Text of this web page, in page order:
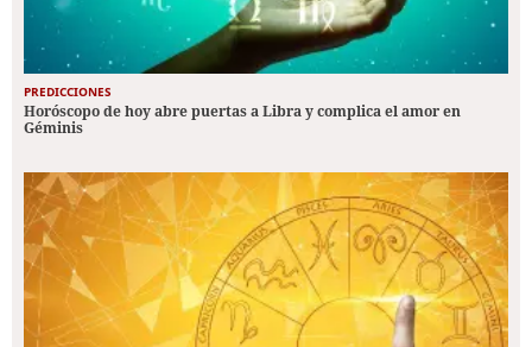
PREDICCIONES
Horóscopo de hoy abre puertas a Libra y complica el amor en
Géminis